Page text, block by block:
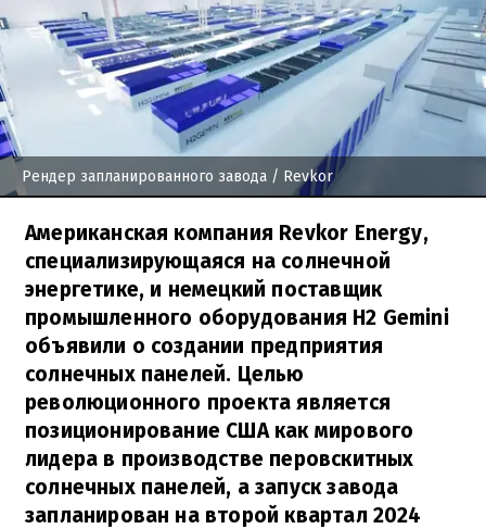
Рендер запланированного завода / Revkor
Американская компания Revkor Energy,
специализирующаяся на солнечной
энергетике, и немецкий поставщик
промышленного оборудования H2 Gemini
объявили о создании предприятия
солнечных панелей. Целью
революционного проекта является
позиционирование США как мирового
лидера в производстве перовскитных
солнечных панелей, а запуск завода
запланирован на второй квартал 2024